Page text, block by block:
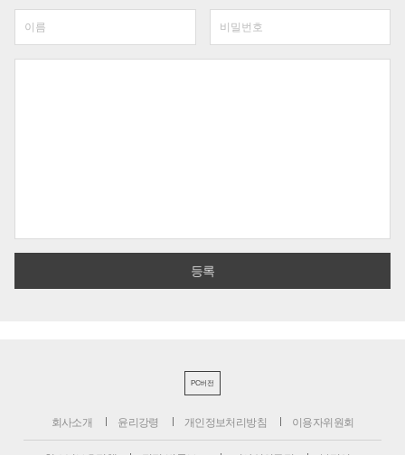
PC버전
회사소개 윤리강령 개인정보처리방침 이용자위원회